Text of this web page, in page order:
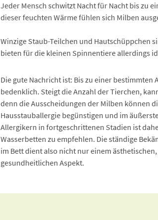
Jeder Mensch schwitzt Nacht für Nacht bis zu
dieser feuchten Wärme fühlen sich Milben
Winzige Staub-Teilchen und Hautschüppchen
bieten für die kleinen Spinnentiere allerdings
Die gute Nachricht ist: Bis zu einer bestimmten
bedenklich. Steigt die Anzahl der Tierchen,
denn die Ausscheidungen der Milben können
Hausstauballergie begünstigen und im
Allergikern in fortgeschrittenen Stadien ist
Wasserbetten zu empfehlen. Die ständige
im Bett dient also nicht nur einem
gesundheitlichen Aspekt.